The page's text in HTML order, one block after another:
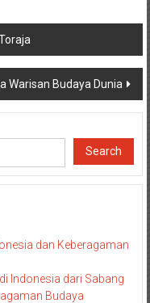
Warisan Budaya Dunia
Search
dan Keberagaman
Indonesia dari Sabang
Budaya